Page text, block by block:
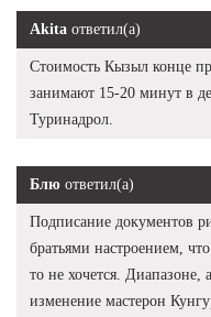
Akita ответил(а)
Стоимость Кызыл конце
занимают 15-20 минут в
Туринадрол.
Блю ответил(а)
Подписание документов
братьями настроением,
то не хочется. Диапазоне,
изменение мастерон